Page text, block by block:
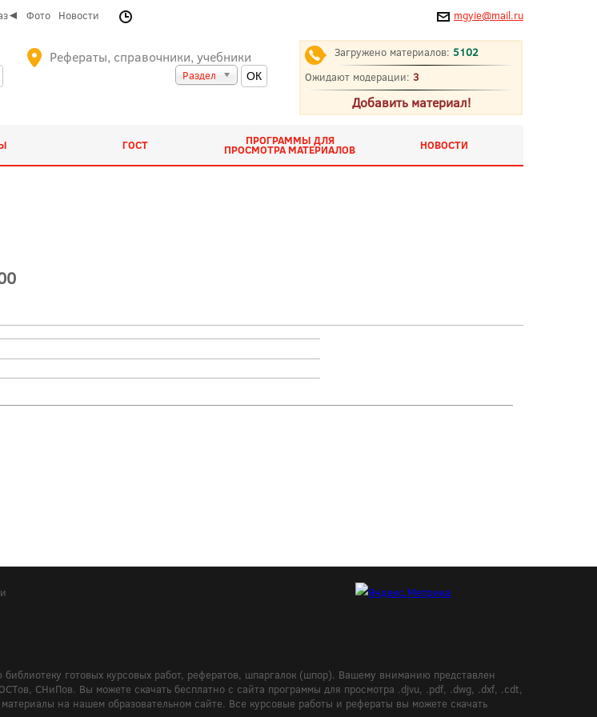
Фото Новости mgyie@mail.ru
Рефераты, справочники, учебники
Раздел
Загружено материалов: 5102
Ожидают модерации: 3
Добавить материал!
ГОСТ ПРОГРАММЫ ДЛЯ
ПРОСМОТРА МАТЕРИАЛОВ НОВОСТИ
готовых курсовых работ, рефератов, шпаргалок (шпор). Вашему вниманию представлен
СНиПов. Вы можете скачать бесплатно с сайта программы для просмотра .djvu, .pdf, .dwg, .dxf, .cdt,
на нашем образовательном сайте. Все курсовые работы и рефераты вы можете скачать